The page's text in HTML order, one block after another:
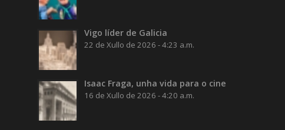
Vigo líder de Galicia
22 de Xullo de 2026 - 4:23 a.m.
Isaac Fraga, unha vida para o cine
16 de Xullo de 2026 - 4:20 a.m.